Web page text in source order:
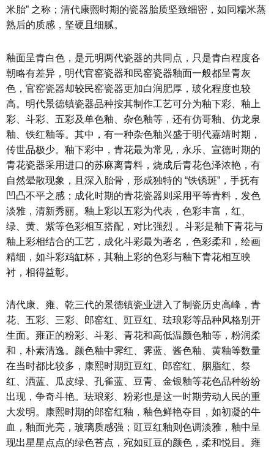
米胎” 之称；清代康熙时期的瓷器胎质坚致细密，如同糯米蒸
熟后的质感，坚硬且细腻。
釉面呈青白色，是元明两代瓷器的共同点，只是青白程度各
朝略有差异，明代官窑瓷器和民窑瓷器釉面一般都呈青灰
色，官窑瓷器却较民窑瓷器更加白润肥厚，玻化程度也较
高。明代景德镇瓷器品种按其制作工艺可分为釉下彩、釉上
彩、斗彩、五彩及单色釉、杂色釉等，还有仿哥釉、仿龙泉
釉、铁红釉等。其中，有一种杂色釉兴盛于明代嘉靖时期，
传世品极少。釉下彩中，青花最为常见，永乐、宣德时期的
青花瓷器采用进口的苏麻离青料，烧成后青花色泽浓艳，有
自然晕散现象，且深入胎骨，形成独特的 “铁锈斑”，手抚有
凹凸不平之感；成化时期的青花瓷器则采用平等青料，发色
淡雅，清新秀丽。釉上彩以五彩为代表，色彩丰富，红、
绿、黄、紫等色彩相互搭配，对比强烈 。斗彩是釉下青花与
釉上彩相结合的工艺，成化斗彩最为著名，色彩柔和，绘画
精细，如斗彩鸡缸杯，其釉上彩的色彩与釉下青花相互映
衬，相得益彰。
清代康、雍、乾三代的景德镇瓷业进入了制瓷历史高峰，青
花、五彩、三彩、郎窑红、豇豆红、珐琅彩等品种风格别开
生面。雍正的粉彩、斗彩、青花和高低温颜色釉等，粉润柔
和，朴素清逸。颜色釉中霁红、霁蓝、酱色釉、黄釉等数量
在当时都比较多，康熙时期豇豆红、郎窑红、胭脂红、祭
红、洒蓝、瓜皮绿、孔雀蓝、豆青、金银釉等花色品种纷纷
出现，争奇斗艳。珐琅彩、粉彩也是这一时期劳动人民的重
大发明。康熙时期的郎窑红釉，釉色鲜艳夺目，如初凝的牛
血，釉面光亮，玻璃质感强；豇豆红釉则色调淡雅，釉中呈
现出星星点点的绿色苔点，宛如豇豆的颜色，柔和悦目。雍